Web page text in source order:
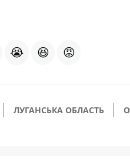
😭 😆 😡
ЛУГАНСЬКА ОБЛАСТЬ